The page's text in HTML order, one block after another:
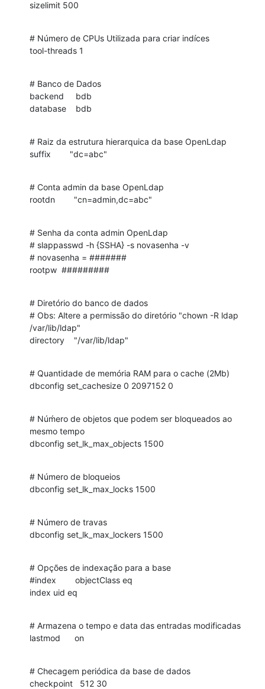
sizelimit 500
# Número de CPUs Utilizada para criar indíces
tool-threads 1
# Banco de Dados
backend     bdb
database    bdb
# Raiz da estrutura hierarquica da base OpenLdap
suffix        "dc=abc"
# Conta admin da base OpenLdap
rootdn        "cn=admin,dc=abc"
# Senha da conta admin OpenLdap
# slappasswd -h {SSHA} -s novasenha -v
# novasenha = #######
rootpw  #########
# Diretório do banco de dados
# Obs: Altere a permissão do diretório "chown -R ldap
/var/lib/ldap"
directory    "/var/lib/ldap"
# Quantidade de memória RAM para o cache (2Mb)
dbconfig set_cachesize 0 2097152 0
# Núḿero de objetos que podem ser bloqueados ao
mesmo tempo
dbconfig set_lk_max_objects 1500
# Número de bloqueios
dbconfig set_lk_max_locks 1500
# Número de travas
dbconfig set_lk_max_lockers 1500
# Opções de indexação para a base
#index        objectClass eq
index uid eq
# Armazena o tempo e data das entradas modificadas
lastmod      on
# Checagem periódica da base de dados
checkpoint   512 30